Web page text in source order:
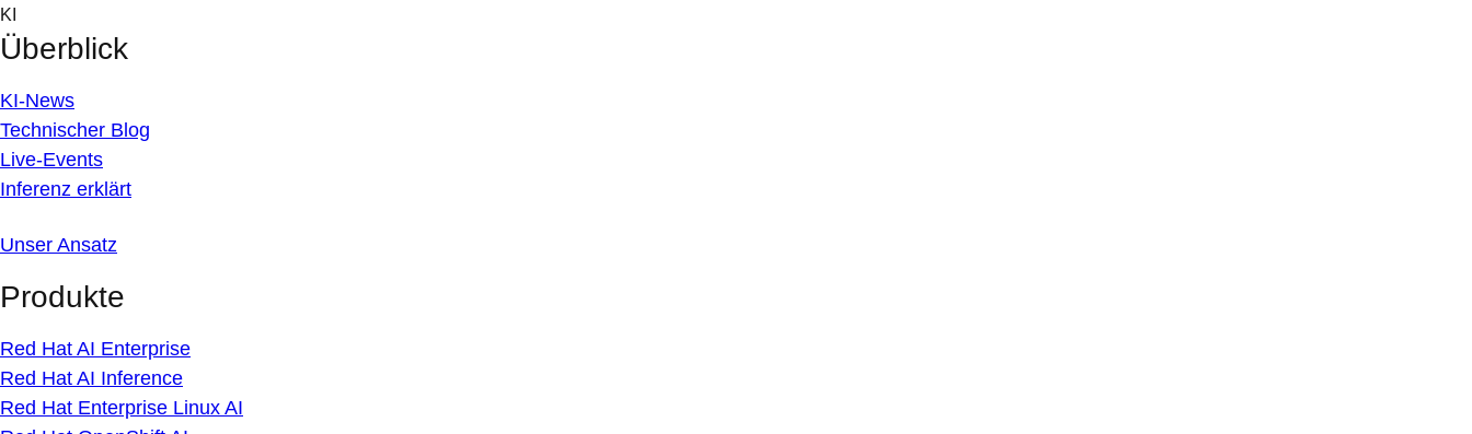
Skip
to
content
KI
Überblick
KI-News
Technischer Blog
Live-Events
Inferenz erklärt
Unser Ansatz
Produkte
Red Hat AI Enterprise
Red Hat AI Inference
Red Hat Enterprise Linux AI